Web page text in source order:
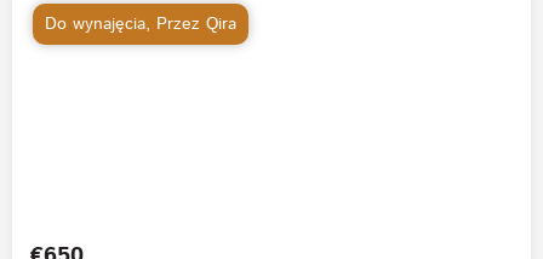
Do wynajęcia, Przez Qira